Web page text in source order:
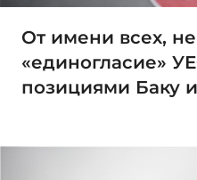
От имени всех,
«единогласие»
позициями Баку